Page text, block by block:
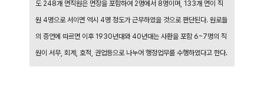
도 248개 면직원은 면장을 포함하여 2명에서 8명이며, 133개 면이 직
원 4명으로 서이면 역시 4명 정도가 근무하였을 것으로 판단된다. 원로들
의 증언에 따르면 이후 1930년대와 40년대는 사환을 포함 6~7명의 직
원이 서무, 회계, 호적, 권업등으로 나누어 행정업무를 수행하였다고 한다.